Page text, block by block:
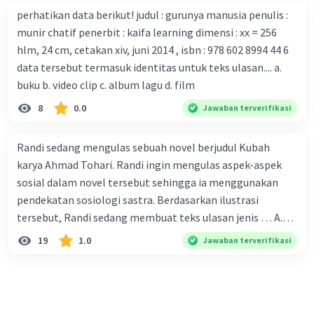
serangan virus Corona dengan menemukan vaksin virus
tersebut. B. Para ilmuan perlu segera mempelajari virus
corona yang menjadi masalah besar bagi kesehatan dunia
karena persebarannya sangat cepat. C. Masyarakat perlu
mawas diri dan menjaga kesehatan dalam menghadapi
serangan virus corona yang mulai menyebar di Indonesia,
D. Virus corona menjadi masalah besar bagi kesehatan
perhatikan data berikut! judul : gurunya manusia penulis :
munir chatif penerbit : kaifa learning dimensi : xx = 256
hlm, 24 cm, cetakan xiv, juni 2014 , isbn : 978 602 8994 44 6
data tersebut termasuk identitas untuk teks ulasan.... a.
buku b. video clip c. album lagu d. film
8 0.0 Jawaban terverifikasi
Randi sedang mengulas sebuah novel berjudul Kubah
karya Ahmad Tohari. Randi ingin mengulas aspek-aspek
sosial dalam novel tersebut sehingga ia menggunakan
pendekatan sosiologi sastra. Berdasarkan ilustrasi
tersebut, Randi sedang membuat teks ulasan jenis … A.
deskriptif B. objektif C. informatif D. kritis
19 1.0 Jawaban terverifikasi